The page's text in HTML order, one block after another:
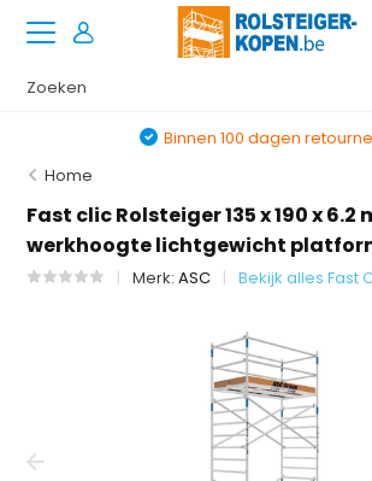
Binnen 100 dagen
Home
Fast clic Rolsteiger 135 x 190 x 6.2
werkhoogte lichtgewicht
Merk:ASC Bekijk alles Fast